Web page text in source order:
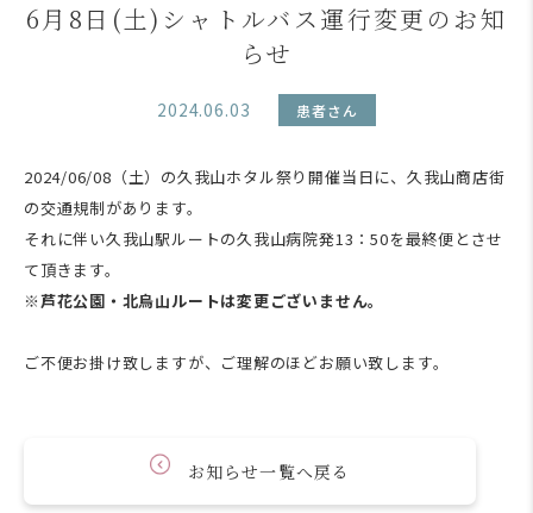
6月8日(土)シャトルバス運行変更のお知
らせ
2024.06.03 患者さん
2024/06/08（土）の久我山ホタル祭り開催当日に、久我山商店街
の交通規制があります。
それに伴い久我山駅ルートの久我山病院発13：50を最終便とさせ
て頂きます。
※芦花公園・北烏山ルートは変更ございません。
ご不便お掛け致しますが、ご理解のほどお願い致します。
お知らせ一覧へ戻る